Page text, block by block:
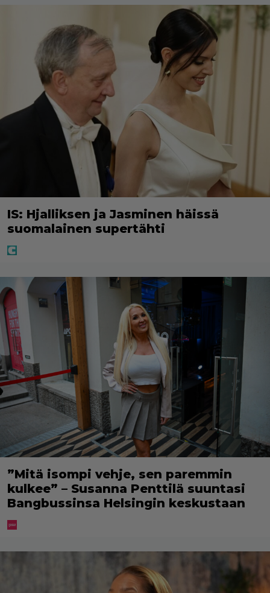
IS: Hjalliksen ja Jasminen häissä
suomalainen supertähti
”Mitä isompi vehje, sen paremmin
kulkee” – Susanna Penttilä suuntasi
Bangbussinsa Helsingin keskustaan